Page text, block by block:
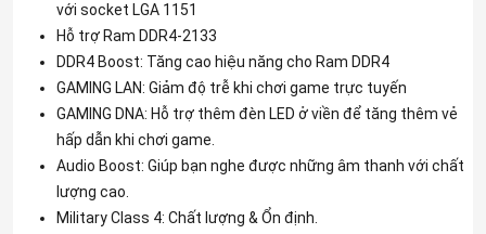
với socket LGA 1151
Hỗ trợ Ram DDR4-2133
DDR4 Boost: Tăng cao hiệu năng cho Ram DDR4
GAMING LAN: Giảm độ trễ khi chơi game trực tuyến
GAMING DNA: Hỗ trợ thêm đèn LED ở viền để tăng thêm vẻ
hấp dẫn khi chơi game.
Audio Boost: Giúp bạn nghe được những âm thanh với chất
lượng cao.
Military Class 4: Chất lượng & Ổn định.